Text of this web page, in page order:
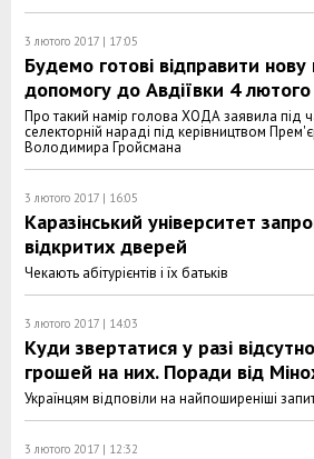
3 лютого 2017 | 17:05
Будемо готові відправити нову
допомогу до Авдіївки 4 лютого
Про такий намір голова ХОДА заявила під
cелекторній нараді під керівництвом
Володимира Гройсмана
3 лютого 2017 | 16:05
Каразінський університет
відкритих дверей
Чекають абітурієнтів і їх батьків
3 лютого 2017 | 14:03
Куди звертатися у разі
грошей на них. Поради від
Українцям відповіли на найпоширеніші
3 лютого 2017 | 12:32